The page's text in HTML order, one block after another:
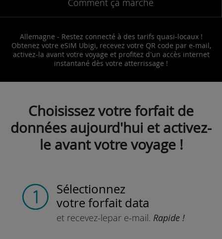
Comment ça marche
Allemagne - Restez connecté à des tarifs quasi-locaux !
Obtenez votre eSIM Ubigi, recevez votre QR code par e-mail,
activez-la avant votre voyage et profitez d'un accès internet
instantané dès votre atterrissage !
Choisissez votre forfait de
données aujourd'hui et activez-
le avant votre voyage !
Sélectionnez
votre forfait data
et recevez-lepar e-mail. Rapide !